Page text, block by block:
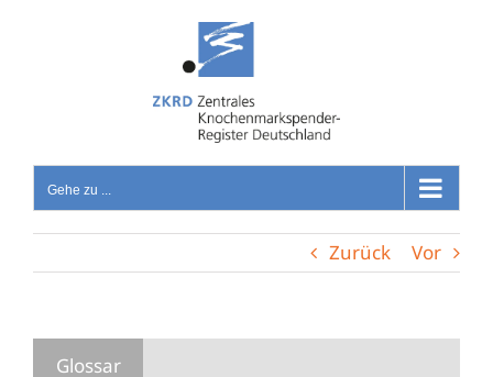
Gehe zu ...
Zurück Vor